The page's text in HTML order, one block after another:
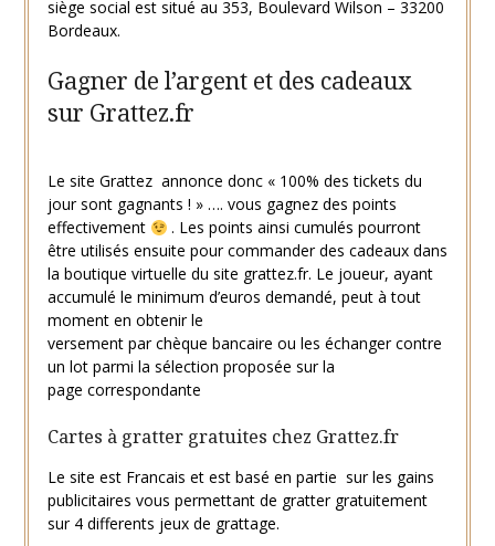
siège social est situé au 353, Boulevard Wilson – 33200
Bordeaux.
Gagner de l’argent et des cadeaux
sur Grattez.fr
Le site Grattez annonce donc « 100% des tickets du
jour sont gagnants ! » …. vous gagnez des points
effectivement
. Les points ainsi cumulés pourront
être utilisés ensuite pour commander des cadeaux dans
la boutique virtuelle du site grattez.fr. Le joueur, ayant
accumulé le minimum d’euros demandé, peut à tout
moment en obtenir le
versement par chèque bancaire ou les échanger contre
un lot parmi la sélection proposée sur la
page correspondante
Cartes à gratter gratuites chez Grattez.fr
Le site est Francais et est basé en partie sur les gains
publicitaires vous permettant de gratter gratuitement
sur 4 differents jeux de grattage.